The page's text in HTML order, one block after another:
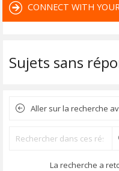
CONNECT WITH
Sujets sans
Aller sur la recherche
La recherche a